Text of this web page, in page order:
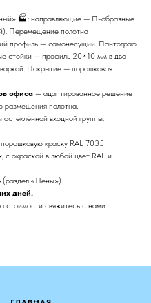
🏭: направляющие — П-образные
Перемещение полотна
профиль — самонесущий. Пантограф
стойки — профиль 20×10 мм в два
Покрытие — порошковая
офиса — адаптированное решение
размещения полотна,
входной группы.
порошковую краску RAL 7035
с окраской в любой цвет RAL и
(раздел «Цены»).
дней.
стоимости свяжитесь с нами.